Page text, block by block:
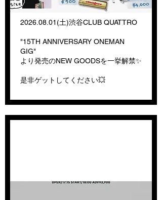
2026.08.01 (土)渋谷CLUB QUATTRO
"15TH ANNIVERSARY ONEMAN
GIG"
より発売のNEW GOODSを一挙解禁✨
是非ゲットしてください💥